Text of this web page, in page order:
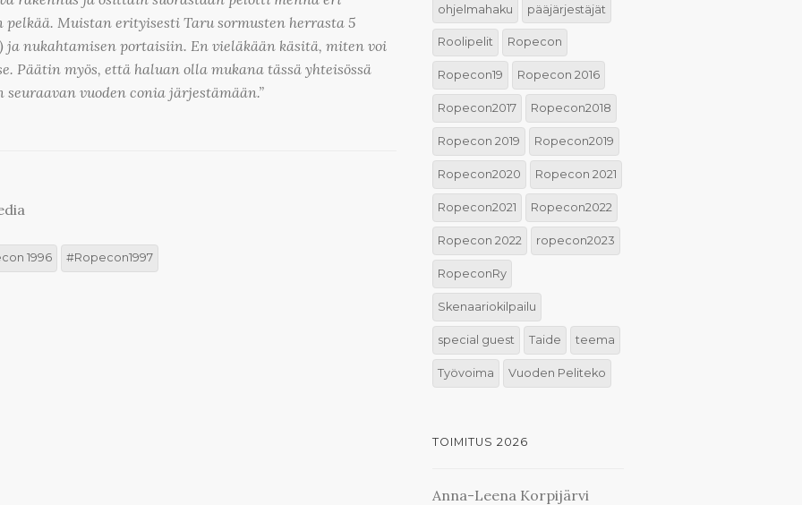
Muistan erityisesti Taru sormusten herrasta 5
nukahtamisen portaisiin. En vieläkään käsitä, miten voi
Päätin myös, että haluan olla mukana tässä yhteisössä
vuoden conia järjestämään.”
1996 Ropecon1997
ohjelmahaku pääjärjestäjät
Roolipelit Ropecon
Ropecon19 Ropecon 2016
Ropecon2017 Ropecon2018
Ropecon 2019 Ropecon2019
Ropecon2020 Ropecon 2021
Ropecon2021 Ropecon2022
Ropecon 2022 ropecon2023
RopeconRy
Skenaariokilpailu
special guest Taide teema
Työvoima Vuoden Peliteko
TOIMITUS 2026
Anna-Leena Korpijärvi